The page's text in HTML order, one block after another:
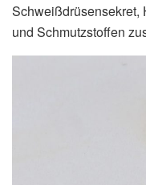
Schweißdrüsensekret,
und Schmutzstoffen